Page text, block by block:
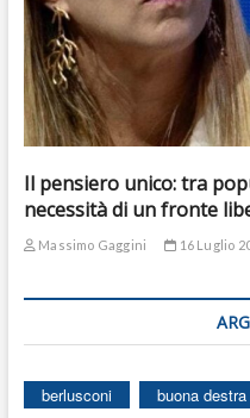
Il pensiero unico: tra
necessità di un fronte
Massimo Gaggini 16 Luglio
berlusconi buona destra